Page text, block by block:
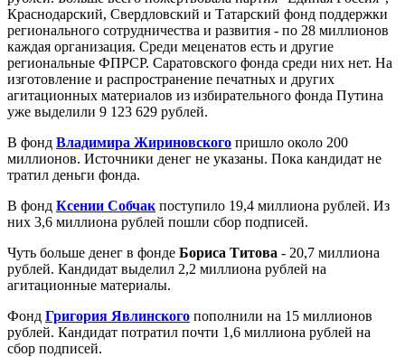
Краснодарский, Свердловский и Татарский фонд поддержки
регионального сотрудничества и развития - по 28 миллионов
каждая организация. Среди меценатов есть и другие
региональные ФПРСР. Саратовского фонда среди них нет. На
изготовление и распространение печатных и других
агитационных материалов из избирательного фонда Путина
уже выделили 9 123 629 рублей.
В фонд Владимира Жириновского пришло около 200
миллионов. Источники денег не указаны. Пока кандидат не
тратил деньги фонда.
В фонд Ксении Собчак поступило 19,4 миллиона рублей. Из
них 3,6 миллиона рублей пошли сбор подписей.
Чуть больше денег в фонде Бориса Титова - 20,7 миллиона
рублей. Кандидат выделил 2,2 миллиона рублей на
агитационные материалы.
Фонд Григория Явлинского пополнили на 15 миллионов
рублей. Кандидат потратил почти 1,6 миллиона рублей на
сбор подписей.